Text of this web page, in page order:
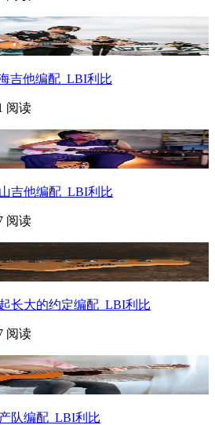
吉他编配_LBI利比
阅读
吉他编配_LBI利比
阅读
长大的约定编配_LBI利比
阅读
队编配_LBI利比